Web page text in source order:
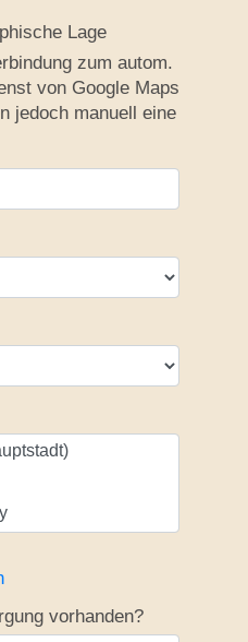
Lage
zum autom.
von Google Maps
jedoch manuell eine
vorhanden?